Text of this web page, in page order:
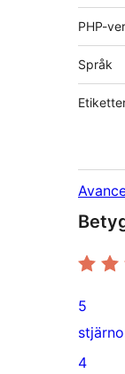
PHP-
Språk
1
5-
5
4